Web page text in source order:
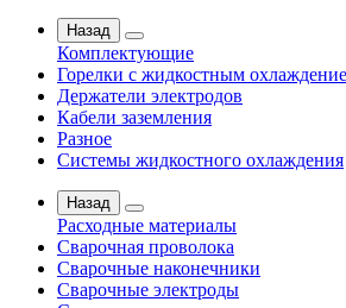
Назад
Комплектующие
Горелки с жидкостным
Держатели электродов
Кабели заземления
Разное
Системы жидкостного охлаждения
Назад
Расходные материалы
Сварочная проволока
Сварочные наконечники
Сварочные электроды